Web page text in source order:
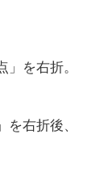
を右折。
右折後、